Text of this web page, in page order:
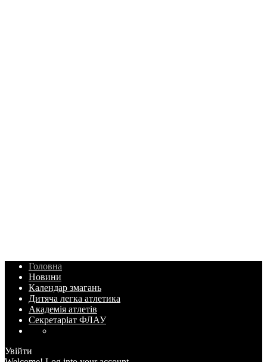
Головна
Новини
Календар змагань
Дитяча легка атлетика
Академія атлетів
Секретаріат ФЛАУ
Увійти